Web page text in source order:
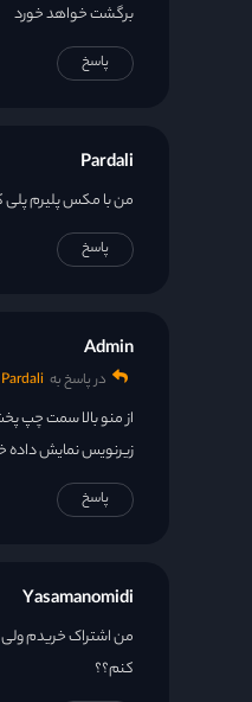
برگشت خواهد خورد
پاسخ
Pardali
من با مکس پلیرم
پاسخ
Admin
در پاسخ به Pardali
زیرنویس نمایش
پاسخ
Yasamanomidi
من اشتراک خریدم ولی
کنم؟؟